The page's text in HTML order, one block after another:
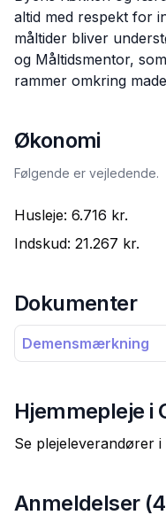
altid med respekt for
måltider bliver
og Måltidsmentor,
rammer omkring
Økonomi
Følgende er vejledende.
Husleje: 6.716 kr.
Indskud: 21.267 kr.
Dokumenter
Demensmærkning
Hjemmepleje i
Se plejeleverandører i
Anmeldelser (4